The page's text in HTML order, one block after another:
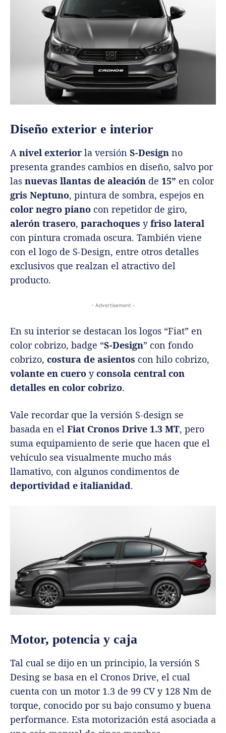
Diseño exterior e interior
A nivel exterior la versión S-Design no
presenta grandes cambios en diseño, salvo por
las nuevas llantas de aleación de 15” en color
gris Neptuno, pintura de sombra, espejos en
color negro piano con repetidor de giro,
alerón trasero, parachoques yfriso lateral
con pintura cromada oscura. También viene
con el logo de S-Design, entre otros detalles
exclusivos que realzan el atractivo del
producto.
- Advertisement -
En su interior se destacan los logos “Fiat” en
color cobrizo, badge “S-Design” con fondo
cobrizo, costura de asientos con hilo cobrizo,
volante en cuero yconsola central con
detalles en color cobrizo.
Vale recordar que la versión S-design se
basada en el Fiat Cronos Drive 1.3 MT, pero
suma equipamiento de serie que hacen que el
vehículo sea visualmente mucho más
llamativo, con algunos condimentos de
deportividad e italianidad.
Motor, potencia y caja
Tal cual se dijo en un principio, la versión S
Desing se basa en el Cronos Drive, el cual
cuenta con un motor 1.3 de 99 CV y 128 Nm de
torque, conocido por su bajo consumo y buena
performance. Esta motorización está asociada a